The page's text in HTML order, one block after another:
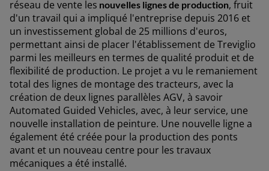
réseau de vente les nouvelles lignes de production, fruit
d'un travail qui a impliqué l'entreprise depuis 2016 et
un investissement global de 25 millions d'euros,
permettant ainsi de placer l'établissement de Treviglio
parmi les meilleurs en termes de qualité produit et de
flexibilité de production. Le projet a vu le remaniement
total des lignes de montage des tracteurs, avec la
création de deux lignes parallèles AGV, à savoir
Automated Guided Vehicles, avec, à leur service, une
nouvelle installation de peinture. Une nouvelle ligne a
également été créée pour la production des ponts
avant et un nouveau centre pour les travaux
mécaniques a été installé.